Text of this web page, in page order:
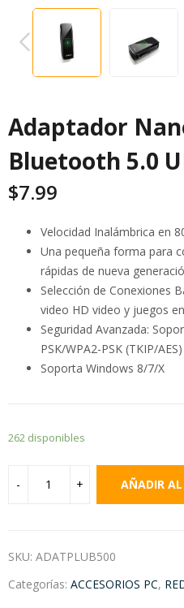
PREVIOUS
Adaptador
Bluetooth 5.0
$7.99
Velocidad Inalámbrica en
Una pequeña forma para
rápidas de nueva
Selección de Conexiones
video HD video y juegos
Seguridad Avanzada:
PSK/WPA2-PSK (TKIP/AES)
Soporta Windows 8/7/X
262 disponibles
AÑADIR
SKU: ADATPLUB500
Categorías: ACCESORIOS PC,